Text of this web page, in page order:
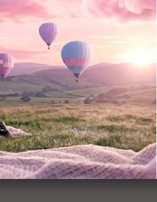
בשילוב עץ מלא וראשי מיטה
להסביר במילים.
עשויה עץ בוק מלא שילוב ראשי מיטה
מידות כלליות: רוחב 74, אורך: 134 גובה: 91